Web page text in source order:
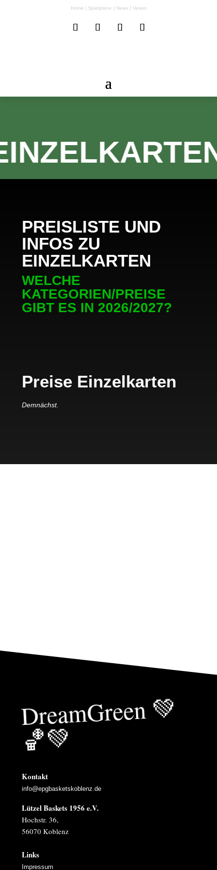
Home | Spielpläne | News| Verein
PREISLISTE UND
INFOS ZU
EINZELKARTEN
WELCHE
KATEGORIEN/PREISE
GIBT ES IN 2026/2027?
Preise Einzelkarten
Demnächst.
Drea
mGreen
💚
🏀
💚
Kontakt
info@epgbasketskoblenz.de
Lützel Baskets 1956 e.V.
Hochstr. 36,
56070 Koblenz
Links
Impressum